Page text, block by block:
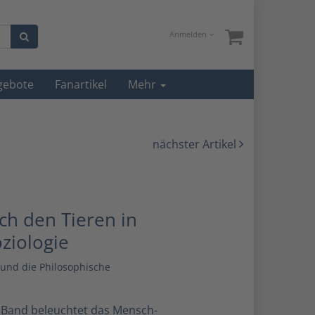
Anmelden
Fanartikel Mehr
nächster Artikel
den Tieren in
die Philosophische
beleuchtet das Mensch-